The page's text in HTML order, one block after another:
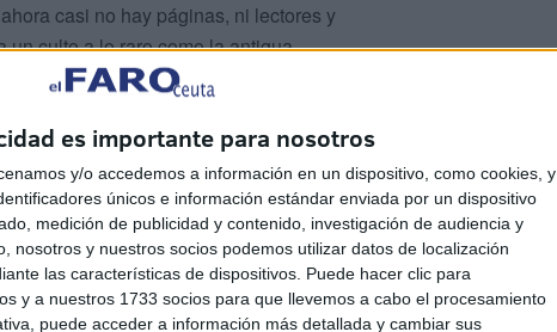
es importante para nosotros
y/o accedemos a información en un dispositivo, como cookies, y
únicos e información estándar enviada por un dispositivo
medición de publicidad y contenido, investigación de audiencia y
nosotros y nuestros socios podemos utilizar datos de localización
las características de dispositivos. Puede hacer clic para
y a nuestros 1733 socios para que llevemos a cabo el procesamiento
puede acceder a información más detallada y cambiar sus
casi no hay páginas, ni lectores y
un culto a lo raro como la antigua
Es lo malo de irte haciendo
de la fuerza vital que se
el viento.